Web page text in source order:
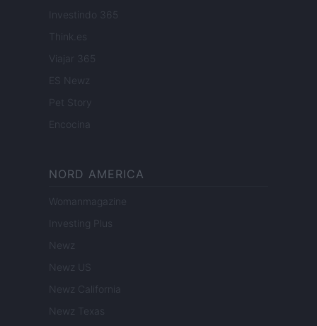
Investindo 365
Think.es
Viajar 365
ES Newz
Pet Story
Encocina
NORD AMERICA
Womanmagazine
Investing Plus
Newz
Newz US
Newz California
Newz Texas